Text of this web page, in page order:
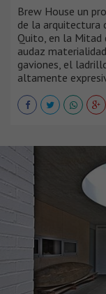
Brew House un
de la arquitectura
Quito, en la Mitad
audaz
gaviones, el
altamente